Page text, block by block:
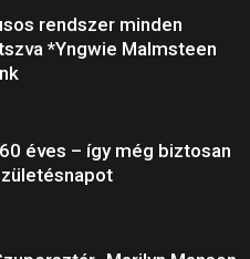
rendszer minden
*Yngwie Malmsteen
éves – így még biztosan